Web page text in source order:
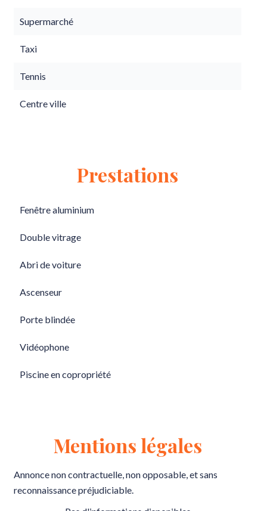
Supermarché
Taxi
Tennis
Centre ville
Prestations
Fenêtre aluminium
Double vitrage
Abri de voiture
Ascenseur
Porte blindée
Vidéophone
Piscine en copropriété
Mentions légales
Annonce non contractuelle, non opposable, et sans
reconnaissance préjudiciable.